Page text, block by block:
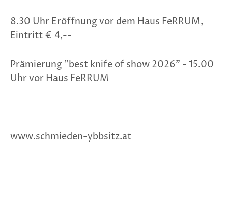
8.30 Uhr Eröffnung vor dem Haus FeRRUM,
Eintritt € 4,--
Prämierung "best knife of show 2026" - 15.00
Uhr vor Haus FeRRUM
www.schmieden-ybbsitz.at